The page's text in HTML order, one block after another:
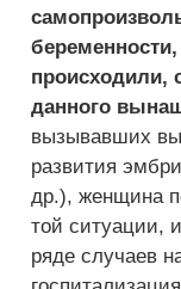
происходили,
данного
вызывавших
развития
др.), женщина
той ситуации,
ряде случаев